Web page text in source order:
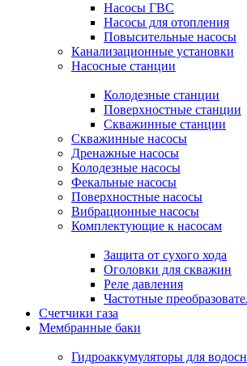
Насосы ГВС
Насосы для отопления
Повысительные насосы
Канализационные установки
Насосные станции
Колодезные станции
Поверхностные станции
Скважинные станции
Скважинные насосы
Дренажные насосы
Колодезные насосы
Фекальные насосы
Поверхностные насосы
Вибрационные насосы
Комплектующие к насосам
Защита от сухого хода
Оголовки для скважин
Реле давления
Частотные
Счетчики газа
Мембранные баки
Гидроаккумуляторы для